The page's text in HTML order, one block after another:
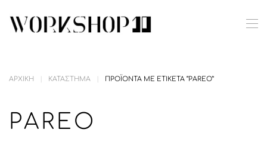
Skip to main content
ΑΡΧΙΚΉ ΚΑΤΆΣΤΗΜΑ ΠΡΟΪΌΝΤΑ ΜΕ ΕΤΙΚΈΤΑ “PAREO”
PAREO